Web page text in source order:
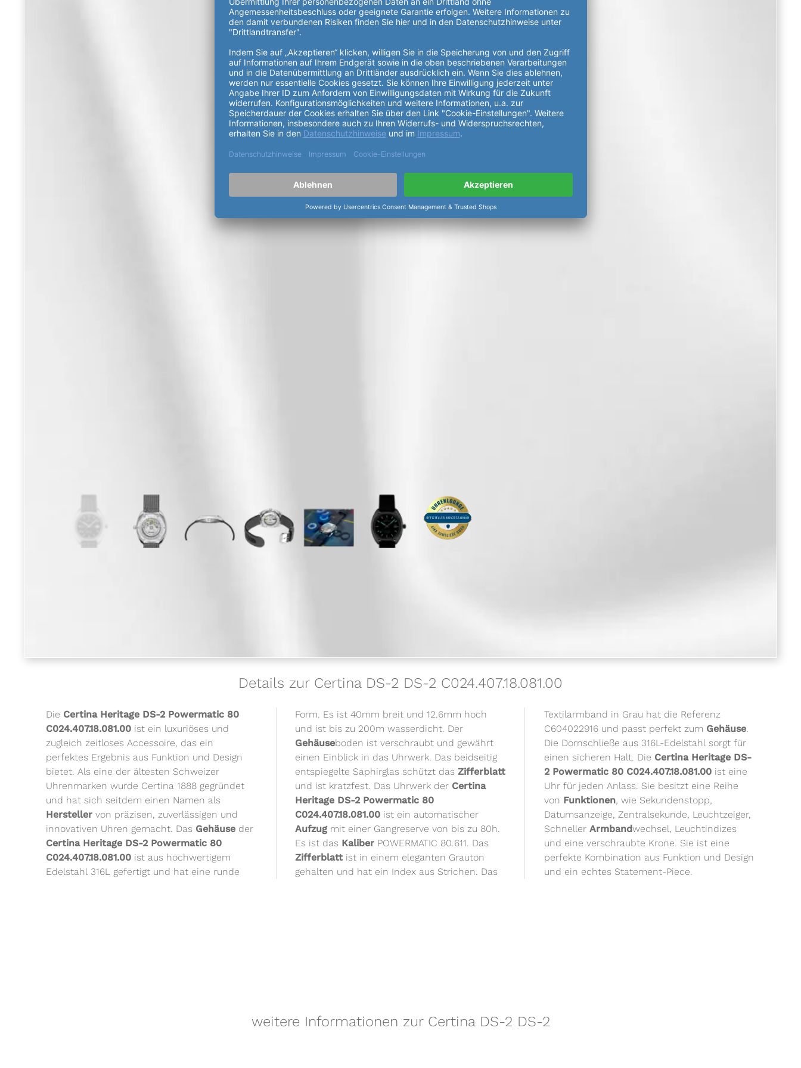
Details zur Certina DS-2 DS-2 C024.407.18.081.00
Die Certina Heritage DS-2 Powermatic 80
C024.407.18.081.00 ist ein luxuriöses und
zugleich zeitloses Accessoire, das ein
perfektes Ergebnis aus Funktion und Design
bietet. Als eine der ältesten Schweizer
Uhrenmarken wurde Certina 1888 gegründet
und hat sich seitdem einen Namen als
Hersteller von präzisen, zuverlässigen und
innovativen Uhren gemacht. Das Gehäuse der
Certina Heritage DS-2 Powermatic 80
C024.407.18.081.00 ist aus hochwertigem
Edelstahl 316L gefertigt und hat eine runde
Form. Es ist 40mm breit und 12.6mm hoch
und ist bis zu 200m wasserdicht. Der
Gehäuseboden ist verschraubt und gewährt
einen Einblick in das Uhrwerk. Das beidseitig
entspiegelte Saphirglas schützt dasZifferblatt
und ist kratzfest. Das Uhrwerk der Certina
Heritage DS-2 Powermatic 80
C024.407.18.081.00 ist ein automatischer
Aufzugmit einer Gangreserve von bis zu 80h.
Es ist das Kaliber POWERMATIC 80.611. Das
Zifferblatt ist in einem eleganten Grauton
gehalten und hat ein Index aus Strichen. Das
Textilarmband in Grau hat die Referenz
C604022916 und passt perfekt zum Gehäuse.
Die Dornschließe aus 316L-Edelstahl sorgt für
einen sicheren Halt. Die Certina Heritage DS-
2 Powermatic 80 C024.407.18.081.00ist eine
Uhr für jeden Anlass. Sie besitzt eine Reihe
von Funktionen, wie Sekundenstopp,
Datumsanzeige, Zentralsekunde, Leuchtzeiger,
Schneller Armbandwechsel, Leuchtindizes
und eine verschraubte Krone. Sie ist eine
perfekte Kombination aus Funktion und Design
und ein echtes Statement-Piece.
weitere Informationen zur Certina DS-2 DS-2